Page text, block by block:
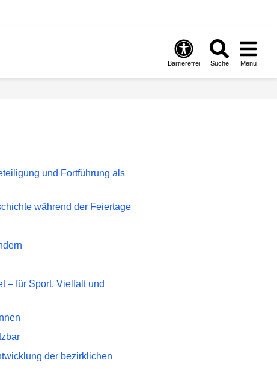
Barrierefrei Suche Menü
und Fortführung als
während der Feiertage
– für Sport, Vielfalt und
der bezirklichen